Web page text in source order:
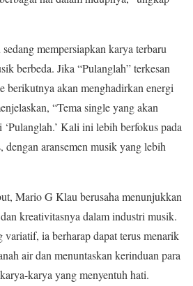
mempersiapkan karya terbaru
berbeda. Jika “Pulanglah” terkesan
berikutnya akan menghadirkan energi
“Tema single yang akan
‘Pulanglah.’ Kali ini lebih berfokus pada
dengan aransemen musik yang lebih
Mario G Klau berusaha menunjukkan
kreativitasnya dalam industri musik.
ia berharap dapat terus menarik
air dan menuntaskan kerinduan para
karya yang menyentuh hati.